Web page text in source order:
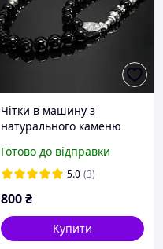
Чітки в машину з
натурального каменю
Готово до відправки
5.0 (3)
800₴
Купити